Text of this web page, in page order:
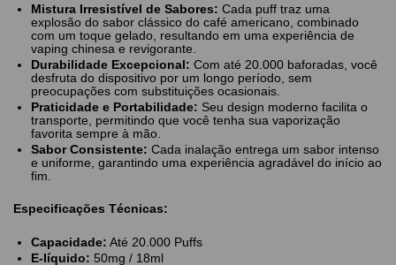
Mistura Irresistível de Sabores: Cada puff traz uma
explosão do sabor clássico do café americano, combinado
com um toque gelado, resultando em uma experiência de
vaping chinesa e revigorante.
Durabilidade Excepcional: Com até 20.000 baforadas, você
desfruta do dispositivo por um longo período, sem
preocupações com substituições ocasionais.
Praticidade e Portabilidade: Seu design moderno facilita o
transporte, permitindo que você tenha sua vaporização
favorita sempre à mão.
Sabor Consistente: Cada inalação entrega um sabor intenso
e uniforme, garantindo uma experiência agradável do início ao
fim.
Especificações Técnicas:
Capacidade: Até 20.000 Puffs
E-líquido: 50mg / 18ml